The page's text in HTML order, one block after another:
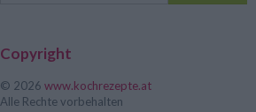
Copyright
© 2026 www.kochrezepte.at
Alle Rechte vorbehalten